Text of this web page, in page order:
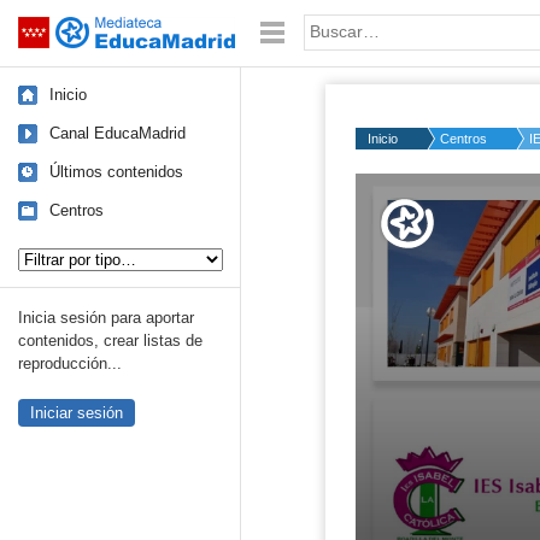
Saltar navegación Palabra o frase:
Inicio
Canal EducaMadrid
Últimos contenidos
Centros
Inicia sesión para aportar
contenidos, crear listas de
reproducción...
Iniciar sesión
Inicio Centros
50%